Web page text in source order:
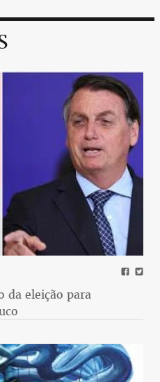
da eleição para